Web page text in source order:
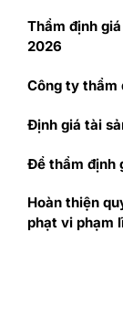
Thẩm định
2026
Công ty thẩm
Định giá tài
Để thẩm định
Hoàn thiện
phạt vi phạm